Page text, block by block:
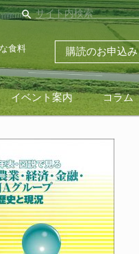
search
食料
購読のお申込み
イベント案内 コラム